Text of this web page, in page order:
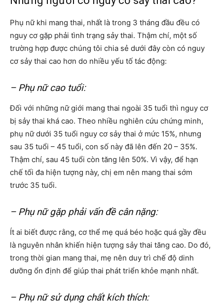
Phụ nữ khi mang thai, nhất là trong 3 tháng đầu đều có
nguy cơ gặp phải tình trạng sảy thai. Thậm chí, một số
trường hợp được chúng tôi chia sẻ dưới đây còn có nguy
cơ sảy thai cao hơn do nhiều yếu tố tác động:
– Phụ nữ cao tuổi:
Đối với những nữ giới mang thai ngoài 35 tuổi thì nguy cơ
bị sảy thai khá cao. Theo nhiều nghiên cứu chứng minh,
phụ nữ dưới 35 tuổi nguy cơ sảy thai ở mức 15%, nhưng
sau 35 tuổi – 45 tuổi, con số này đã lên đến 20 – 35%.
Thậm chí, sau 45 tuổi còn tăng lên 50%. Vì vậy, để hạn
chế tối đa hiện tượng này, chị em nên mang thai sớm
trước 35 tuổi.
– Phụ nữ gặp phải vấn đề cân nặng:
Ít ai biết được rằng, cơ thể mẹ quá béo hoặc quá gầy đều
là nguyên nhân khiến hiện tượng sảy thai tăng cao. Do đó,
trong thời gian mang thai, mẹ nên duy trì chế độ dinh
dưỡng ổn định để giúp thai phát triển khỏe mạnh nhất.
– Phụ nữ sử dụng chất kích thích: